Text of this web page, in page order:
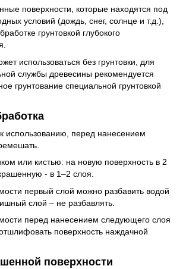
поверхности, которые находятся под
условий (дождь, снег, солнце и т.д.),
грунтовкой глубокого
использоваться без грунтовки, для
службы древесины рекомендуется
грунтование специальной грунтовкой
к использованию, перед нанесением
или кистью: на новую поверхность в 2
- в 1–2 слоя.
первый слой можно разбавить водой
слой – не разбавлять.
перед нанесением следующего слоя
поверхность наждачной
поверхности